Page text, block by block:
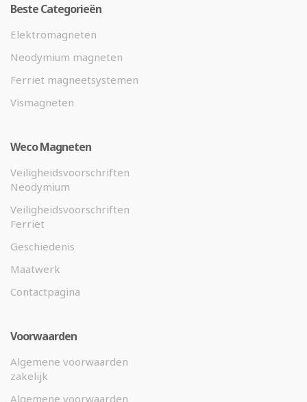
Beste Categorieën
Elektromagneten
Neodymium magneten
Ferriet magneetsystemen
Vismagneten
Weco Magneten
Veiligheidsvoorschriften
Neodymium
Veiligheidsvoorschriften
Ferriet
Geschiedenis
Maatwerk
Contactpagina
Voorwaarden
Algemene voorwaarden
zakelijk
Algemene voorwaarden